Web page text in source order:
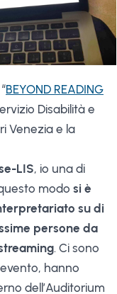
BEYOND READING
Disabilità e
Venezia e la
LIS, io una di
modo si è
su di
persone da
. Ci sono
hanno
dell’Auditorium